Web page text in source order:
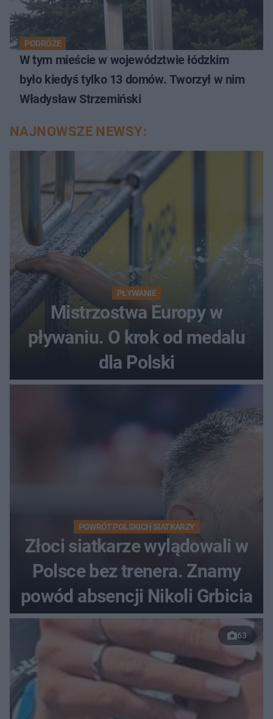
PODRÓŻE
W tym mieście w województwie łódzkim
było kiedyś tylko 13 domów. Tworzył w nim
Władysław Strzemiński
NAJNOWSZE NEWSY:
PŁYWANIE
Mistrzostwa Europy w
pływaniu. O krok od medalu
dla Polski
POWRÓT POLSKICH SIATKARZY
Złoci siatkarze wylądowali w
Polsce bez trenera. Znamy
powód absencji Nikoli Grbicia
63